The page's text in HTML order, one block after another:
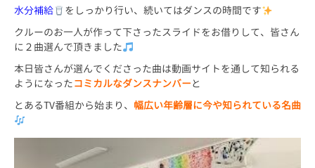
水分補給
をしっかり行い、続いてはダンスの時間です
クルーのお一人が作って下さったスライドをお借りして、皆さん
に２曲選んで頂きました
本日皆さんが選んでくださった曲は動画サイトを通して知られる
ようになったコミカルなダンスナンバーと
とあるTV番組から始まり、 幅広い年齢層に今や知られている名曲